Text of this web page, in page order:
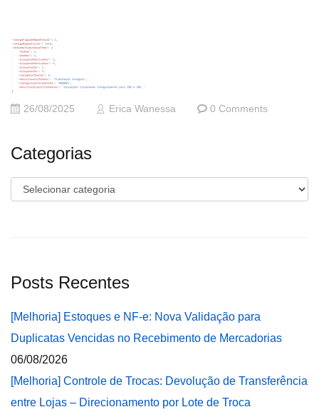
26/08/2025 Erica Wanessa 0 Comments
Categorias
Categorias
Posts Recentes
[Melhoria] Estoques e NF-e: Nova Validação para
Duplicatas Vencidas no Recebimento de Mercadorias
06/08/2026
[Melhoria] Controle de Trocas: Devolução de Transferência
entre Lojas – Direcionamento por Lote de Troca